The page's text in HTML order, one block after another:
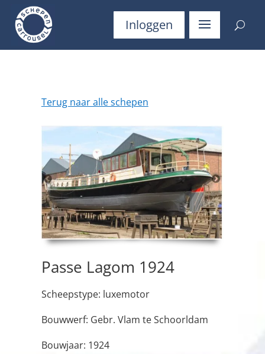
Inloggen
Terug naar alle schepen
Passe Lagom 1924
Scheepstype: luxemotor
Bouwwerf: Gebr. Vlam te Schoorldam
Bouwjaar: 1924